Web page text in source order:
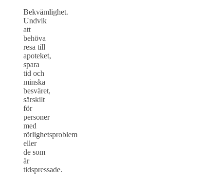
Bekvämlighet.
Undvik
att
behöva
resa till
apoteket,
spara
tid och
minska
besväret,
särskilt
för
personer
med
rörlighetsproblem
eller
de som
är
tidspressade.